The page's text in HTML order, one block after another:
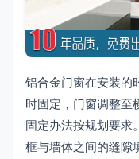
铝合金门窗在安装的
时固定，门窗调整至
固定办法按规划要求
框与墙体之间的缝隙